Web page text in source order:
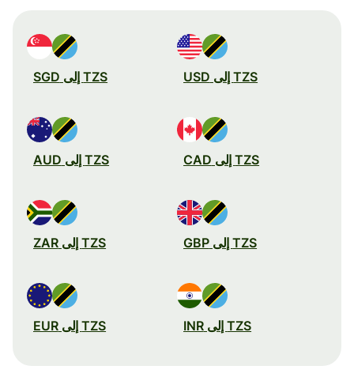
TZS إلى USD TZS إلى SGD
TZS إلى CAD TZS إلى AUD
TZS إلى GBP TZS إلى ZAR
TZS إلى INR TZS إلى EUR